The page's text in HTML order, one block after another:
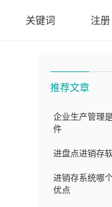
关键词 注册
推荐文章
企业生产管理
件
进盘点进销存
进销存系统哪
优点